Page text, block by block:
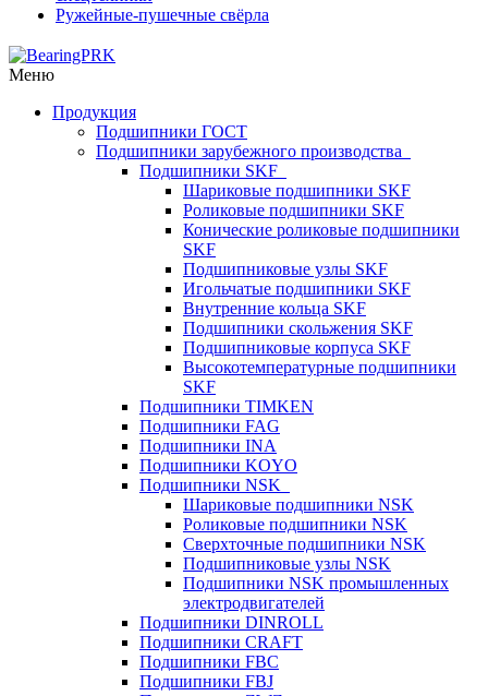
Ружейные-пушечные свёрла
Меню
Продукция
Подшипники ГОСТ
Подшипники зарубежного производства
Подшипники SKF
Шариковые подшипники SKF
Роликовые подшипники SKF
Конические роликовые подшипники
SKF
Подшипниковые узлы SKF
Игольчатые подшипники SKF
Внутренние кольца SKF
Подшипники скольжения SKF
Подшипниковые корпуса SKF
Высокотемпературные подшипники
SKF
Подшипники TIMKEN
Подшипники FAG
Подшипники INA
Подшипники KOYO
Подшипники NSK
Шариковые подшипники NSK
Роликовые подшипники NSK
Сверхточные подшипники NSK
Подшипниковые узлы NSK
Подшипники NSK промышленных
электродвигателей
Подшипники DINROLL
Подшипники CRAFT
Подшипники FBC
Подшипники FBJ